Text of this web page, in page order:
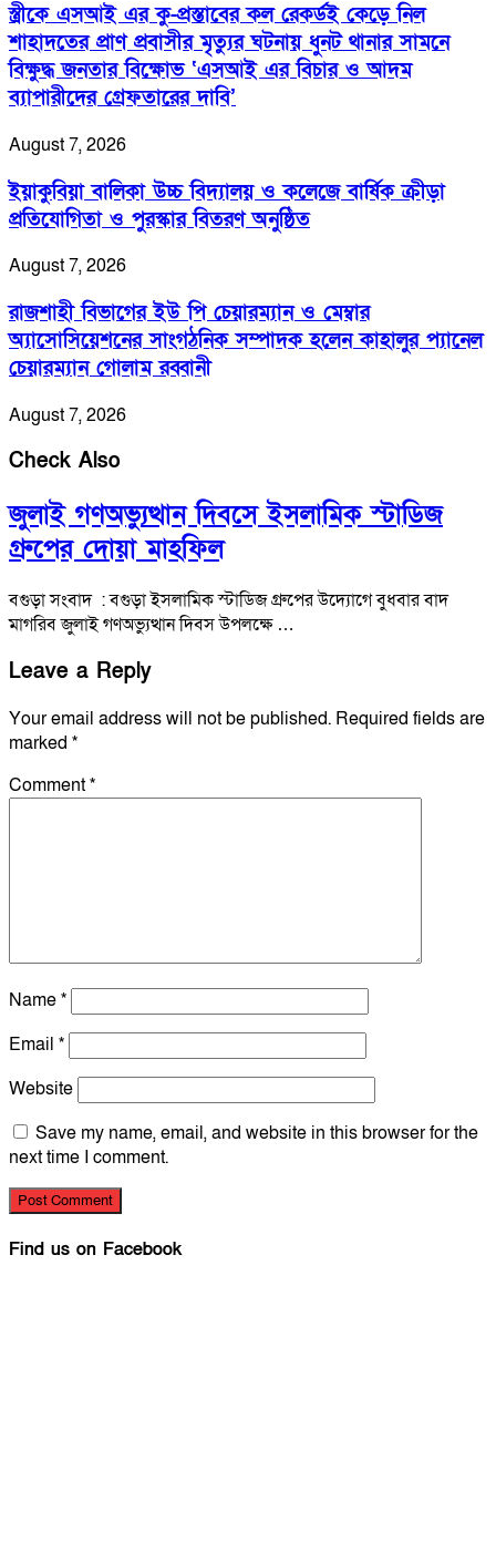
স্ত্রীকে এসআই এর কু-প্রস্তাবের কল রেকর্ডই কেড়ে নিল
শাহাদতের প্রাণ প্রবাসীর মৃত্যুর ঘটনায় ধুনট থানার সামনে
বিক্ষুদ্ধ জনতার বিক্ষোভ ‘এসআই এর বিচার ও আদম
ব্যাপারীদের গ্রেফতারের দাবি’
August 7, 2026
ইয়াকুবিয়া বালিকা উচ্চ বিদ্যালয় ও কলেজে বার্ষিক ক্রীড়া
প্রতিযোগিতা ও পুরস্কার বিতরণ অনুষ্ঠিত
August 7, 2026
রাজশাহী বিভাগের ইউ পি চেয়ারম্যান ও মেম্বার
অ্যাসোসিয়েশনের সাংগঠনিক সম্পাদক হলেন কাহালুর প্যানেল
চেয়ারম্যান গোলাম রব্বানী
August 7, 2026
Check Also
জুলাই গণঅভ্যুত্থান দিবসে ইসলামিক স্টাডিজ
গ্রুপের দোয়া মাহফিল
বগুড়া সংবাদ : বগুড়া ইসলামিক স্টাডিজ গ্রুপের উদ্যোগে বুধবার বাদ
মাগরিব জুলাই গণঅভ্যুত্থান দিবস উপলক্ষে …
Leave a Reply
Your email address will not be published. Required fields are
marked *
Comment*
Name*
Email *
Website
Save my name, email, and website in this browser for the
next time I comment.
Find us on Facebook